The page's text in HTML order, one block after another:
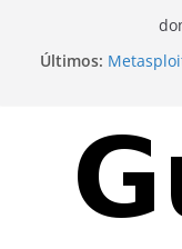
Últimos:
CEH –
CEH –